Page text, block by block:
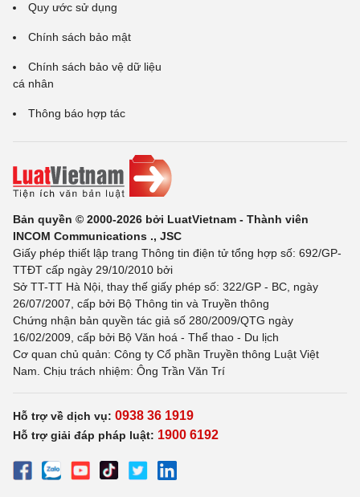
Quy ước sử dụng
Chính sách bảo mật
Chính sách bảo vệ dữ liệu
cá nhân
Thông báo hợp tác
Bản quyền © 2000-2026 bởi LuatVietnam - Thành viên
INCOM Communications ., JSC
Giấy phép thiết lập trang Thông tin điện tử tổng hợp số: 692/GP-
TTĐT cấp ngày 29/10/2010 bởi
Sở TT-TT Hà Nội, thay thế giấy phép số: 322/GP - BC, ngày
26/07/2007, cấp bởi Bộ Thông tin và Truyền thông
Chứng nhận bản quyền tác giả số 280/2009/QTG ngày
16/02/2009, cấp bởi Bộ Văn hoá - Thể thao - Du lịch
Cơ quan chủ quản: Công ty Cổ phần Truyền thông Luật Việt
Nam. Chịu trách nhiệm: Ông Trần Văn Trí
Hỗ trợ về dịch vụ: 0938 36 1919
Hỗ trợ giải đáp pháp luật: 1900 6192